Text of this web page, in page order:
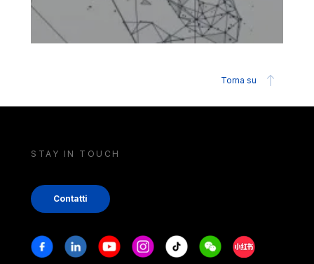
Torna su
STAY IN TOUCH
Contatti
Stay in touch
FacebookLinkedinYoutubeInstagram
Tiktok WeechatXiaohongshu/